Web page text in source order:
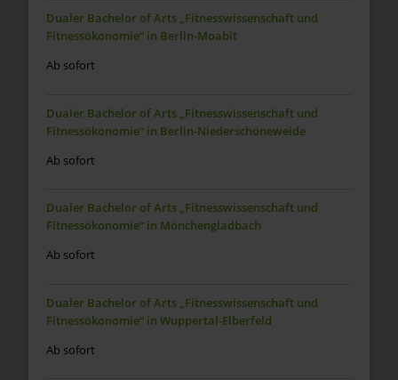
Dualer Bachelor of Arts „Fitnesswissenschaft und
Fitnessökonomie“ in Berlin-Moabit
Ab sofort
Dualer Bachelor of Arts „Fitnesswissenschaft und
Fitnessökonomie“ in Berlin-Niederschöneweide
Ab sofort
Dualer Bachelor of Arts „Fitnesswissenschaft und
Fitnessökonomie“ in Mönchengladbach
Ab sofort
Dualer Bachelor of Arts „Fitnesswissenschaft und
Fitnessökonomie“ in Wuppertal-Elberfeld
Ab sofort